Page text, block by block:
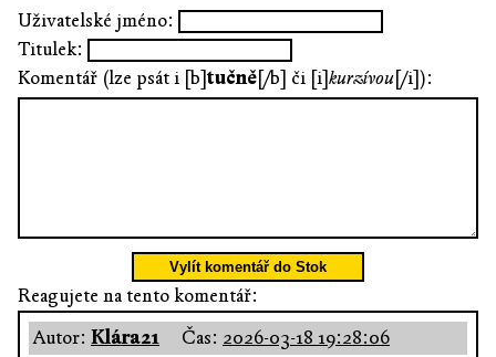
Uživatelské jméno:
Titulek:
Komentář (lze psát i [b]tučně[/b] či [i]kurzívou[/i]):
Vylít komentář do Stok
Reagujete na tento komentář:
Autor: Klára21 Čas: 2026-03-18 19:28:06